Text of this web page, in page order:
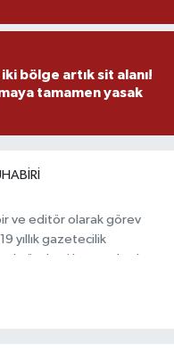
bölge artık sit alanı!
tamamen yasak
ve editör olarak görev
yıllık gazetecilik
gündemi başta olmak
sürece katkı sunan
ve etik ilkeler